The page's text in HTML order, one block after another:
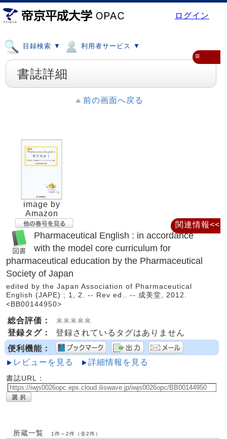
ログイン
目録検索 ▼ 利用者サービス ▼
≡
書誌詳細
前の画面へ戻る
image by
Amazon
Pharmaceutical English : in accordance
with the model core curriculum for
pharmaceutical education by the Pharmaceutical
Society of Japan
edited by the Japan Association of Pharmaceutical
English (JAPE) ; 1, 2. -- Rev ed.. -- 成美堂, 2012.
<BB00144950>
総合評価：
登録タグ：
登録されているタグはありません
便利機能：
レビューを見る
詳細情報を見る
書誌URL：
所蔵一覧 1件～2件（全2件）
関連情報<<